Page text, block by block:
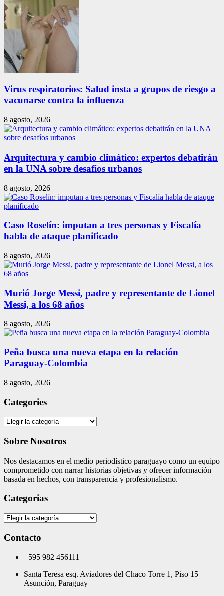
Virus respiratorios: Salud insta a grupos de riesgo a
vacunarse contra la influenza
8 agosto, 2026
Arquitectura y cambio climático: expertos debatirán
en la UNA sobre desafíos urbanos
8 agosto, 2026
Caso Roselín: imputan a tres personas y Fiscalía
habla de ataque planificado
8 agosto, 2026
Murió Jorge Messi, padre y representante de Lionel
Messi, a los 68 años
8 agosto, 2026
Peña busca una nueva etapa en la relación
Paraguay-Colombia
8 agosto, 2026
Categories
Categories
Sobre Nosotros
Nos destacamos en el medio periodístico paraguayo como un equipo
comprometido con narrar historias objetivas y ofrecer información
basada en hechos, con transparencia y profesionalismo.
Categorias
Categorias
Contacto
+595 982 456111
Santa Teresa esq. Aviadores del Chaco Torre 1, Piso 15
Asunción, Paraguay